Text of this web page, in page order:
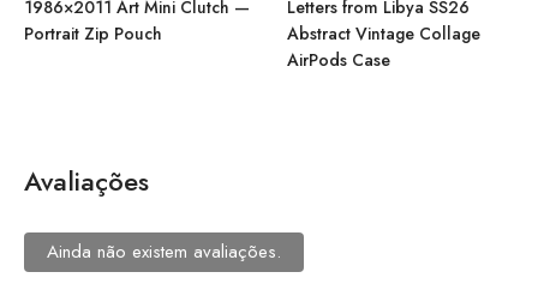
1986×2011 Art Mini Clutch —
Portrait Zip Pouch
Letters from Libya SS26
Abstract Vintage Collage
AirPods Case
Avaliações
Ainda não existem avaliações.